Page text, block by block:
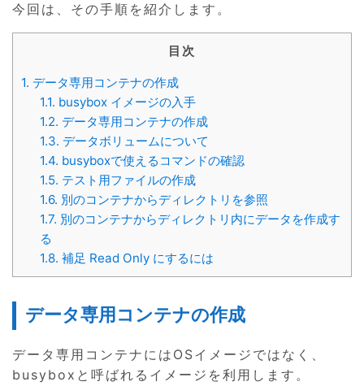
今回は、その手順を紹介します。
目次
1. データ専用コンテナの作成
1.1. busybox イメージの入手
1.2. データ専用コンテナの作成
1.3. データボリュームについて
1.4. busyboxで使えるコマンドの確認
1.5. テスト用ファイルの作成
1.6. 別のコンテナからディレクトリを参照
1.7. 別のコンテナからディレクトリ内にデータを作成す
る
1.8. 補足 Read Only にするには
データ専用コンテナの作成
データ専用コンテナにはOSイメージではなく、
busyboxと呼ばれるイメージを利用します。